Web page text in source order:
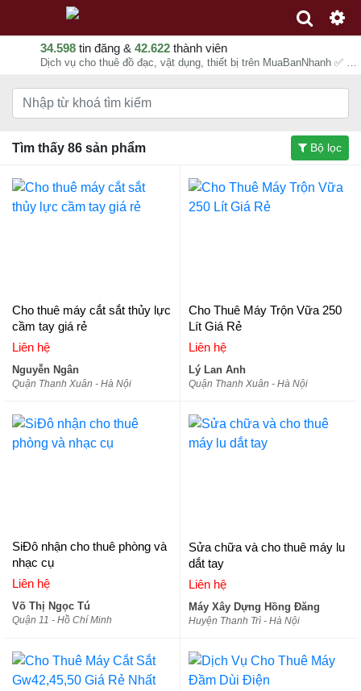
34.598 tin đăng & 42.622 thành viên
Dịch vụ cho thuê đồ đạc, vật dụng, thiết bị trên MuaBanNhanh ✅ Đón đầu xu hướng thuê mọi thứ, giải pháp tiết kiệm chi phí, cuộc sống tiện nghi
Tìm thấy 86 sản phẩm Bộ lọc
Cho thuê máy cắt sắt thủy lực
cầm tay giá rẻ
Liên hệ
Nguyễn Ngân
Quận Thanh Xuân - Hà Nội
Cho Thuê Máy Trộn Vữa 250
Lít Giá Rẻ
Liên hệ
Lý Lan Anh
Quận Thanh Xuân - Hà Nội
SiĐô nhận cho thuê phòng và
nhạc cụ
Liên hệ
Võ Thị Ngọc Tú
Quận 11 - Hồ Chí Minh
Sửa chữa và cho thuê máy lu
dắt tay
Liên hệ
Máy Xây Dựng Hồng Đăng
Huyện Thanh Trì - Hà Nội